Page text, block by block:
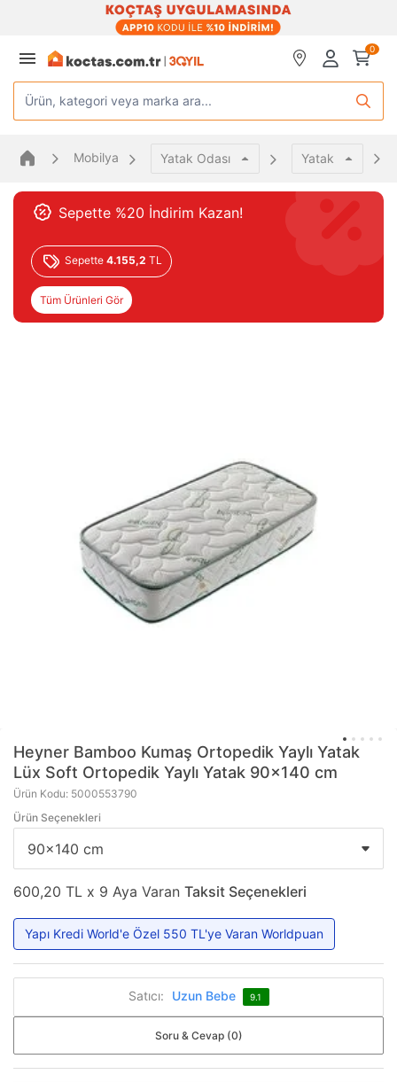
0
Ürün, kategori veya marka ara...
Mobilya Yatak Odası Yatak
Sepette %20 İndirim Kazan!
Sepette 4.155,2 TL
Tüm Ürünleri Gör
Heyner Bamboo Kumaş Ortopedik Yaylı Yatak
Lüx Soft Ortopedik Yaylı Yatak 90x140 cm
Ürün Kodu: 5000553790
Ürün Seçenekleri
600,20 TL x 9 Aya Varan Taksit Seçenekleri
Yapı Kredi World'e Özel 550 TL'ye Varan Worldpuan
Satıcı: Uzun Bebe 9.1
Soru & Cevap (0)